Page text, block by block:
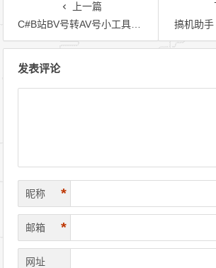
上一篇
C#B站BV号转AV号小工具及原理
搞机助
发表评论
昵称 *
邮箱 *
网址